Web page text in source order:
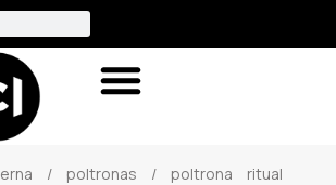
/ poltronas / poltrona ritual